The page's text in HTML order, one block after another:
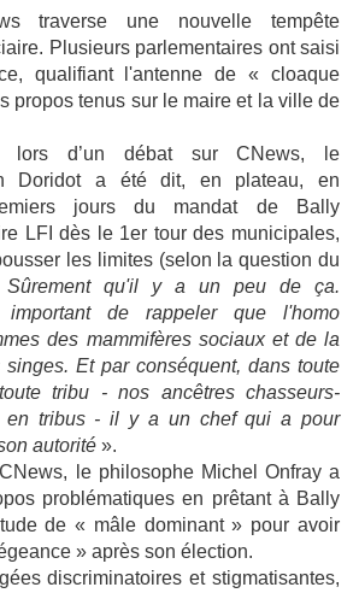
traverse une nouvelle tempête
Plusieurs parlementaires ont saisi
qualifiant l'antenne de « cloaque
propos tenus sur le maire et la ville de
lors d’un débat sur CNews, le
Doridot a été dit, en plateau, en
jours du mandat de Bally
LFI dès le 1er tour des municipales,
les limites (selon la question du
Sûrement qu'il y a un peu de ça.
important de rappeler que l'homo
des mammifères sociaux et de la
Et par conséquent, dans toute
tribu - nos ancêtres chasseurs-
en tribus - il y a un chef qui a pour
autorité ».
le philosophe Michel Onfray a
problématiques en prêtant à Bally
de « mâle dominant » pour avoir
» après son élection.
discriminatoires et stigmatisantes,